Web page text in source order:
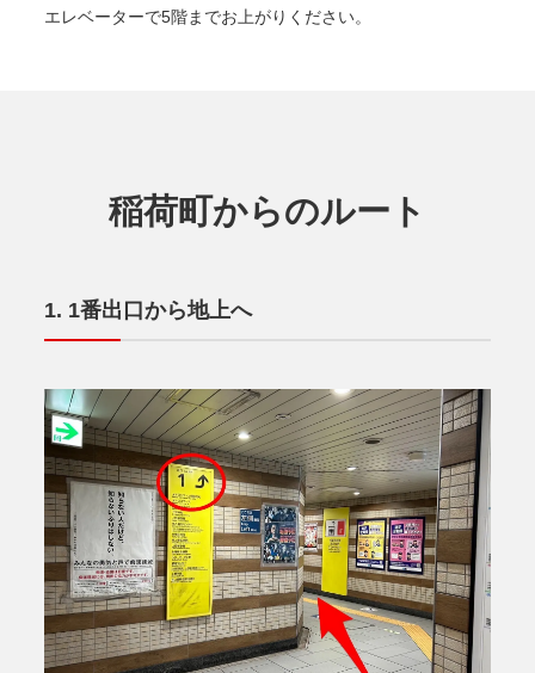
エレベーターで5階までお上がりください。
稲荷町からのルート
1番出口から地上へ